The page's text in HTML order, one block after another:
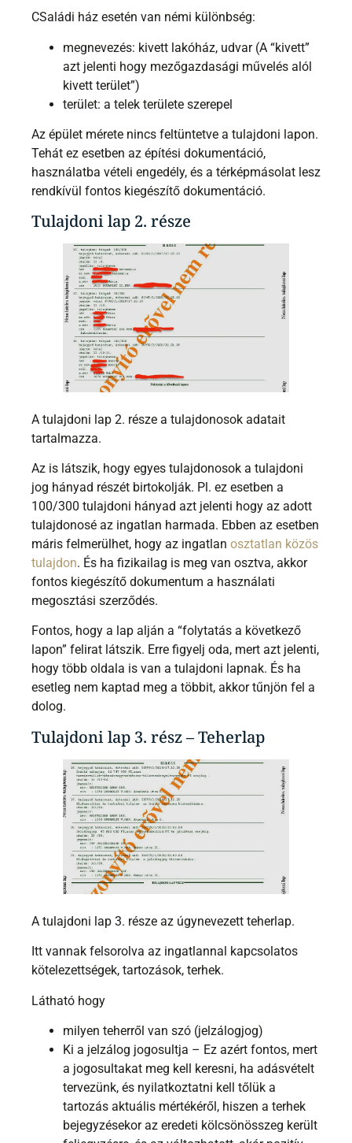
CSaládi ház esetén van némi különbség:
megnevezés: kivett lakóház, udvar (A “kivett”
azt jelenti hogy mezőgazdasági művelés alól
kivett terület”)
terület: a telek területe szerepel
Az épület mérete nincs feltüntetve a tulajdoni lapon.
Tehát ez esetben az építési dokumentáció,
használatba vételi engedély, és a térképmásolat lesz
rendkívül fontos kiegészítő dokumentáció.
Tulajdoni lap 2. része
A tulajdoni lap 2. része a tulajdonosok adatait
tartalmazza.
Az is látszik, hogy egyes tulajdonosok a tulajdoni
jog hányad részét birtokolják. Pl. ez esetben a
100/300 tulajdoni hányad azt jelenti hogy az adott
tulajdonosé az ingatlan harmada. Ebben az esetben
máris felmerülhet, hogy az ingatlan osztatlan közös
tulajdon. És ha fizikailag is meg van osztva, akkor
fontos kiegészítő dokumentum a használati
megosztási szerződés.
Fontos, hogy a lap alján a “folytatás a következő
lapon” felirat látszik. Erre figyelj oda, mert azt jelenti,
hogy több oldala is van a tulajdoni lapnak. És ha
esetleg nem kaptad meg a többit, akkor tűnjön fel a
dolog.
Tulajdoni lap 3. rész – Teherlap
A tulajdoni lap 3. része az úgynevezett teherlap.
Itt vannak felsorolva az ingatlannal kapcsolatos
kötelezettségek, tartozások, terhek.
Látható hogy
milyen teherről van szó (jelzálogjog)
Ki a jelzálog jogosultja – Ez azért fontos, mert
a jogosultakat meg kell keresni, ha adásvételt
tervezünk, és nyilatkoztatni kell tőlük a
tartozás aktuális mértékéről, hiszen a terhek
bejegyzésekor az eredeti kölcsönösszeg került